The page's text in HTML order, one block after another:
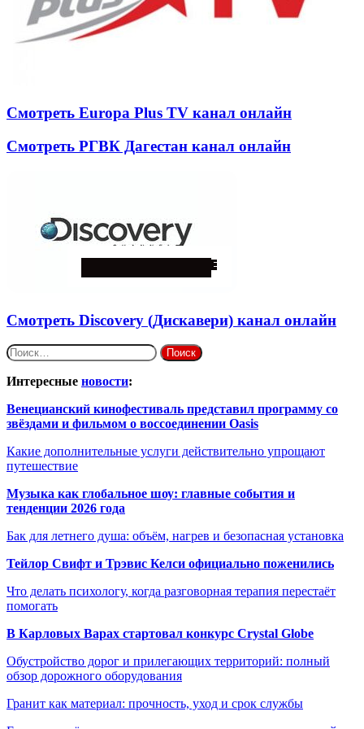
Смотреть Europa Plus TV канал онлайн
Смотреть РГВК Дагестан канал онлайн
Смотреть Discovery (Дискавери) канал онлайн
Найти:
Интересные новости:
Венецианский кинофестиваль представил программу со
звёздами и фильмом о воссоединении Oasis
Какие дополнительные услуги действительно упрощают
путешествие
Музыка как глобальное шоу: главные события и
тенденции 2026 года
Бак для летнего душа: объём, нагрев и безопасная установка
Тейлор Свифт и Трэвис Келси официально поженились
Что делать психологу, когда разговорная терапия перестаёт
помогать
В Карловых Варах стартовал конкурс Crystal Globe
Обустройство дорог и прилегающих территорий: полный
обзор дорожного оборудования
Гранит как материал: прочность, уход и срок службы